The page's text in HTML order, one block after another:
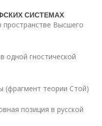
СИСТЕМАХ
пространстве Высшего
гностической
(фрагмент теории Стой)
позиция в русской